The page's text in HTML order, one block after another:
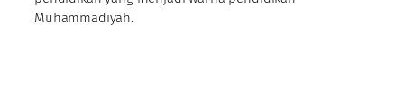
Muhammadiyah.